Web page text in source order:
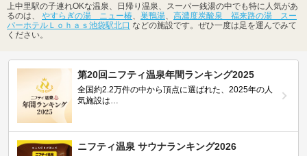
上中里駅の子連れOKな温泉、日帰り温泉、スーパー銭湯の中でも特に人気があ
るのは、 やすらぎの湯 ニュー椿 巣鴨湯
高濃度炭酸泉 福来路の湯 スー
パーホテルＬｏｈａｓ池袋駅北口 などの施設です。ぜひ一度は足を運んでみて
ください。
第20回ニフティ温泉年間ランキング2025
全国約2.2万件の中から頂点に選ばれた、2025年の人
気施設は…
ニフティ温泉 サウナランキング2026